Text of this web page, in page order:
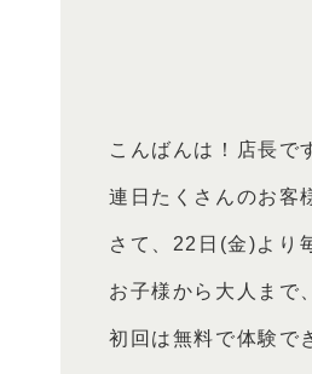
こんばんは！店長で
連日たくさんのお客
さて、22日(金)より
お子様から大人まで
初回は無料で体験で